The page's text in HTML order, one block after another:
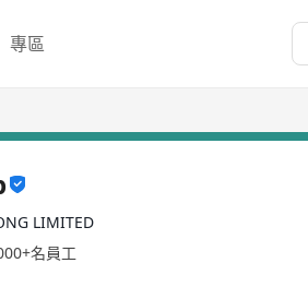
專區
LIMITED
名員工